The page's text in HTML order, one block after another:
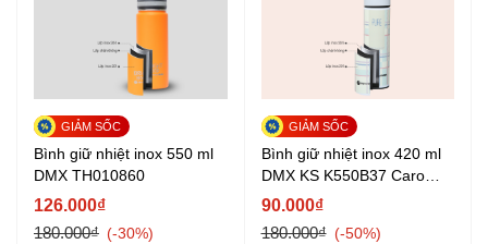
Bình giữ nhiệt inox 550 ml
DMX TH010860
126.000₫
180.000₫
-30%
Bình giữ nhiệt inox 420 ml
DMX KS K550B37 Caro
trắng
90.000₫
180.000₫
-50%